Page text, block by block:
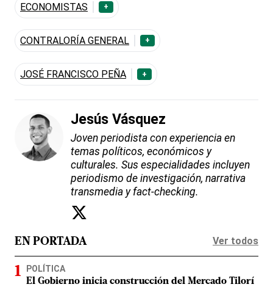
ECONOMISTAS +
CONTRALORÍA GENERAL +
JOSÉ FRANCISCO PEÑA +
Jesús Vásquez
Joven periodista con experiencia en
temas políticos, económicos y
culturales. Sus especialidades incluyen
periodismo de investigación, narrativa
transmedia y fact-checking.
EN PORTADA Ver todos
POLÍTICA
El Gobierno inicia construcción del Mercado Tilorí